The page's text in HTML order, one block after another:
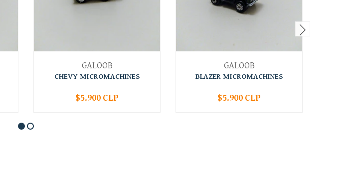
GALOOB
CHEVY MICROMACHINES
+
$5.900 CLP
GALOOB
BLAZER MICROMACHINES
+
$5.900 CLP